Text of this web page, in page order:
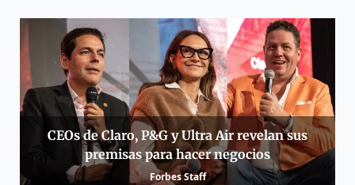
CEOs de Claro, P&G y Ultra Air revelan sus
premisas para hacer negocios
Forbes Staff